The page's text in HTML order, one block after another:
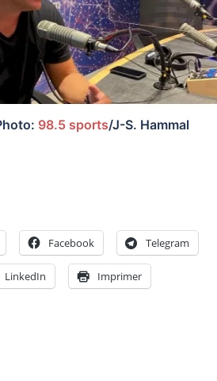
98.5 sports/J-S. Hammal
Facebook Telegram
LinkedIn Imprimer